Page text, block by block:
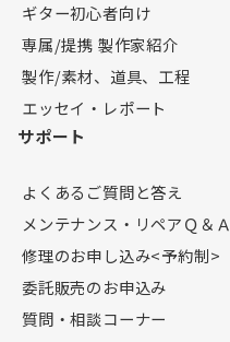
ギター初心者向け
専属/提携 製作家紹介
製作/素材、道具、工程
エッセイ・レポート
サポート
よくあるご質問と答え
メンテナンス・リペアＱ＆Ａ
修理のお申し込み<予約制>
委託販売のお申込み
質問・相談コーナー